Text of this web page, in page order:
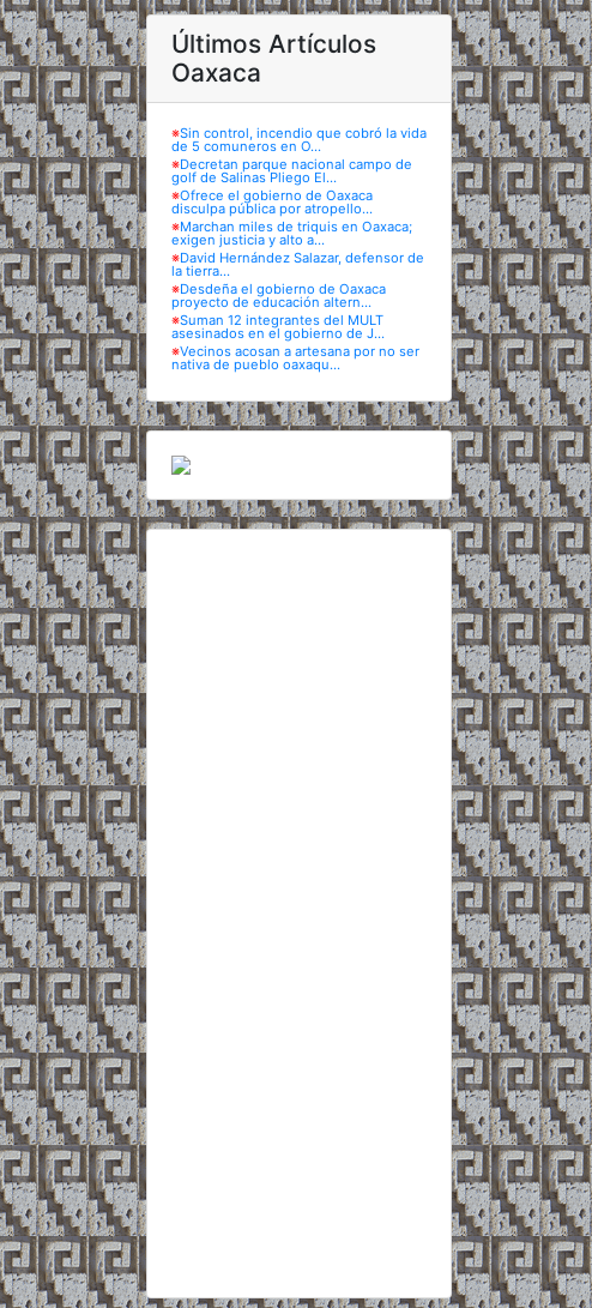
Últimos Artículos
Oaxaca
※Sin control, incendio que cobró la vida
de 5 comuneros en O...
※Decretan parque nacional campo de
golf de Salinas Pliego El...
※Ofrece el gobierno de Oaxaca
disculpa pública por atropello...
※Marchan miles de triquis en Oaxaca;
exigen justicia y alto a...
※David Hernández Salazar, defensor de
la tierra...
※Desdeña el gobierno de Oaxaca
proyecto de educación altern...
※Suman 12 integrantes del MULT
asesinados en el gobierno de J...
※Vecinos acosan a artesana por no ser
nativa de pueblo oaxaqu...